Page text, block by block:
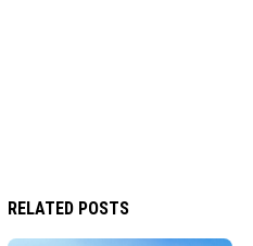
RELATED POSTS